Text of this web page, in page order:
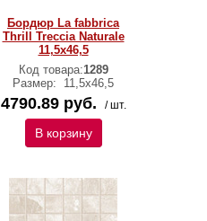
Бордюр La fabbrica
Thrill Treccia Naturale
11,5х46,5
Код товара:1289
Размер:
11,5х46,5
4790.89 руб. / шт.
В корзину